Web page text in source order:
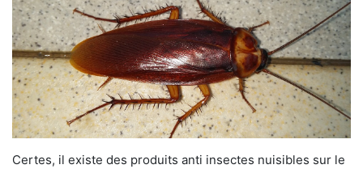
Certes, il existe des produits anti insectes nuisibles sur le